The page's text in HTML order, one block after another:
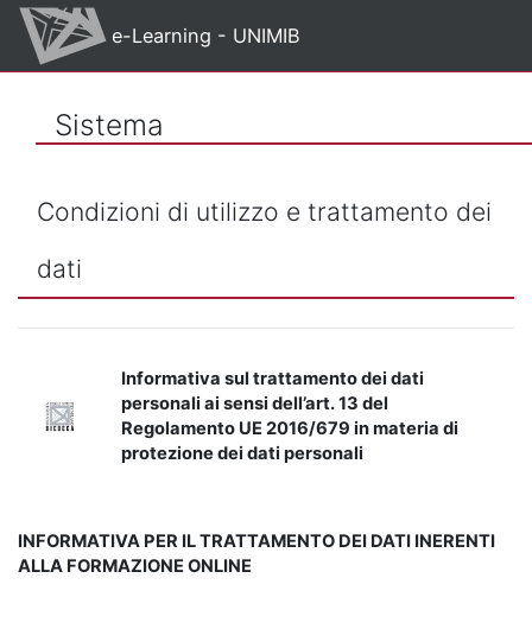
Vai al contenuto principale
e-Learning - UNIMIB
Sistema
Condizioni di utilizzo e trattamento dei
dati
Informativa sul trattamento dei dati
personali ai sensi dell’art. 13 del
Regolamento UE 2016/679 in materia di
protezione dei dati personali
INFORMATIVA PER IL TRATTAMENTO DEI DATI INERENTI
ALLA FORMAZIONE ONLINE